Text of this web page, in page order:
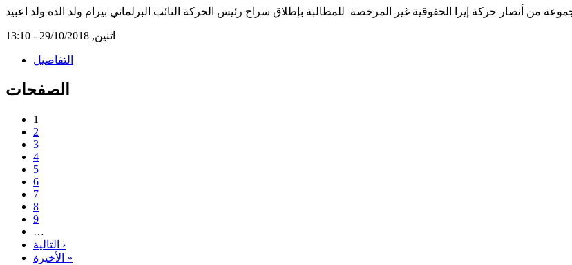
اثنين, 29/10/2018 - 13:10
التفاصيل
الصفحات
1
2
3
4
5
6
7
8
9
…
التالية ›
الأخيرة »